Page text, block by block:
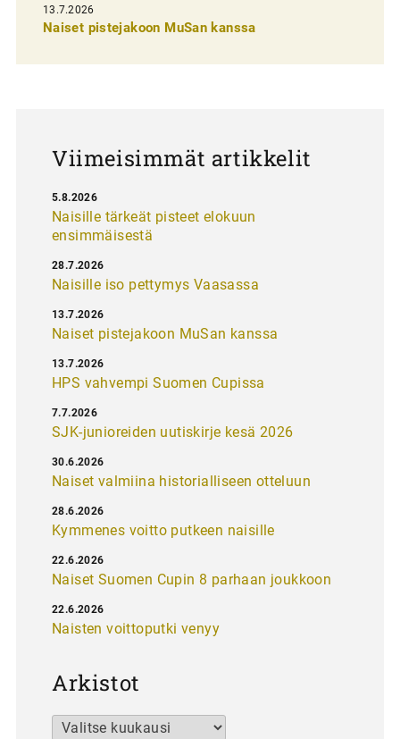
e
13.7.2026
Naiset pistejakoon MuSan kanssa
Viimeisimmät artikkelit
Naisille tärkeät pisteet elokuun
ensimmäisestä
5.8.2026
Naisille iso pettymys Vaasassa
28.7.2026
Naiset pistejakoon MuSan kanssa
13.7.2026
HPS vahvempi Suomen Cupissa
13.7.2026
SJK-junioreiden uutiskirje kesä 2026
7.7.2026
Naiset valmiina historialliseen otteluun
30.6.2026
Kymmenes voitto putkeen naisille
28.6.2026
Naiset Suomen Cupin 8 parhaan joukkoon
22.6.2026
Naisten voittoputki venyy
22.6.2026
Arkistot
Arkistot